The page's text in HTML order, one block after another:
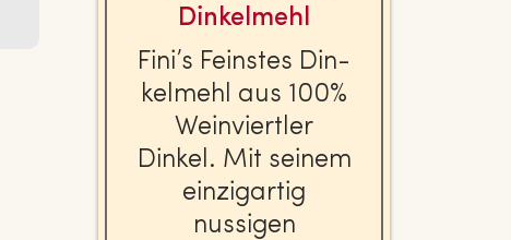
Din­kel­mehl
Fini’s Feinstes Din­
kel­mehl aus 100%
Wein­viert­ler
Dinkel. Mit seinem
ein­zig­ar­tig
nussigen